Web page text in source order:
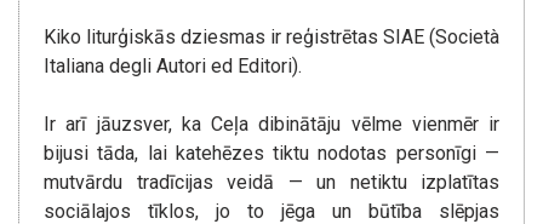
Kiko liturģiskās dziesmas ir reģistrētas SIAE (Società
Italiana degli Autori ed Editori).
Ir arī jāuzsver, ka Ceļa dibinātāju vēlme vienmēr ir
bijusi tāda, lai katehēzes tiktu nodotas personīgi —
mutvārdu tradīcijas veidā — un netiktu izplatītas
sociālajos tīklos, jo to jēga un būtība slēpjas